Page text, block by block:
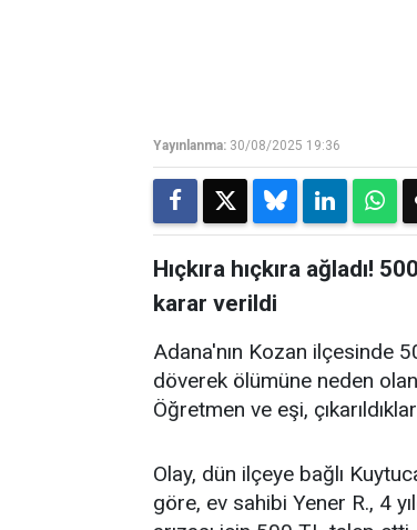
Yayınlanma: 30/08/2025 19:36
Hıçkıra hıçkıra ağladı!
karar verildi
Adana'nın Kozan ilçesinde
döverek ölümüne neden
Öğretmen ve eşi,
Olay, dün ilçeye bağlı
göre, ev sahibi Yener R., 4